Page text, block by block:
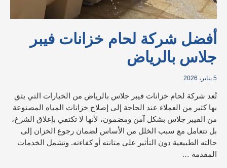
أفضل شركة لحام خزانات فيبر
جلاس بالرياض
5 يناير، 2026
تُعد شركة لحام خزانات فيبر جلاس بالرياض من الخيارات التي يثق
بها كثير من العملاء عند الحاجة إلى إصلاح خزانات المياه المصنوعة
من الفيبر جلاس بشكل آمن ومضمون، لأنها لا تكتفي بإغلاق الشرخ،
بل تتعامل مع سبب الخلل من الأساس لضمان رجوع الخزان إلى
حالته الطبيعية دون التأثير على متانته أو كفاءته. وتشمل الخدمات
المقدمة …